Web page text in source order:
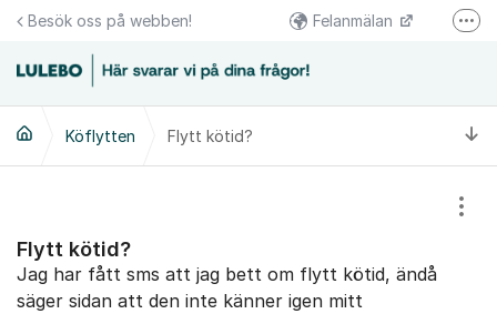
Hoppa till innehåll
Besök oss på webben! Felanmälan
Följs oss på Facebook
Växel 0920-23 67 00
Kundcenter 0920-23 67 30
Köflytten Flytt kötid?
Flytt kötid?
Jag har fått sms att jag bett om flytt kötid, ändå
säger sidan att den inte känner igen mitt